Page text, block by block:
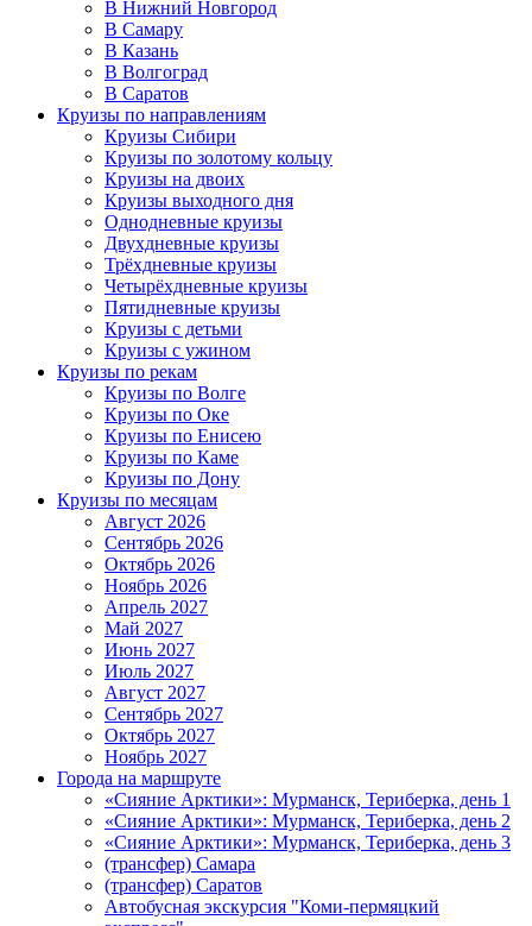
В Нижний Новгород
В Самару
В Казань
В Волгоград
В Саратов
Круизы по направлениям
Круизы Сибири
Круизы по золотому кольцу
Круизы на двоих
Круизы выходного дня
Однодневные круизы
Двухдневные круизы
Трёхдневные круизы
Четырёхдневные круизы
Пятидневные круизы
Круизы с детьми
Круизы с ужином
Круизы по рекам
Круизы по Волге
Круизы по Оке
Круизы по Енисею
Круизы по Каме
Круизы по Дону
Круизы по месяцам
Август 2026
Сентябрь 2026
Октябрь 2026
Ноябрь 2026
Апрель 2027
Май 2027
Июнь 2027
Июль 2027
Август 2027
Сентябрь 2027
Октябрь 2027
Ноябрь 2027
Города на маршруте
«Сияние Арктики»: Мурманск, Териберка, день 1
«Сияние Арктики»: Мурманск, Териберка, день 2
«Сияние Арктики»: Мурманск, Териберка, день 3
(трансфер) Самара
(трансфер) Саратов
Автобусная экскурсия "Коми-пермяцкий